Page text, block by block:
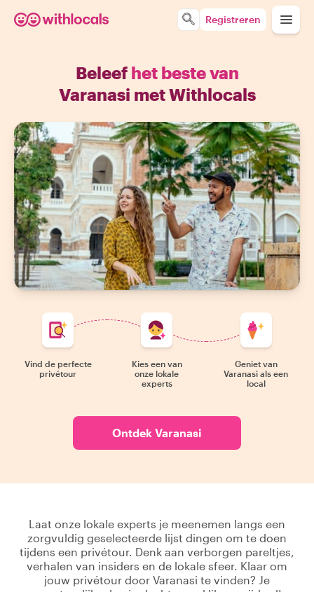
Registreren
Beleef het beste van
Varanasi met Withlocals
Vind de perfecte
privétour
Kies een van
onze lokale
experts
Geniet van
Varanasi als een
local
Ontdek Varanasi
Laat onze lokale experts je meenemen langs een
zorgvuldig geselecteerde lijst dingen om te doen
tijdens een privétour. Denk aan verborgen pareltjes,
verhalen van insiders en de lokale sfeer. Klaar om
jouw privétour door Varanasi te vinden? Je